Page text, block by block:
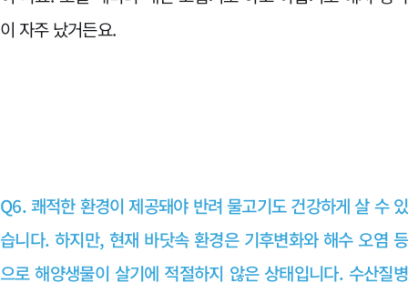
이 자주 났거든요.
Q6. 쾌적한 환경이 제공돼야 반려 물고기도 건강하게 살 수 있
습니다. 하지만, 현재 바닷속 환경은 기후변화와 해수 오염 등
으로 해양생물이 살기에 적절하지 않은 상태입니다. 수산질병